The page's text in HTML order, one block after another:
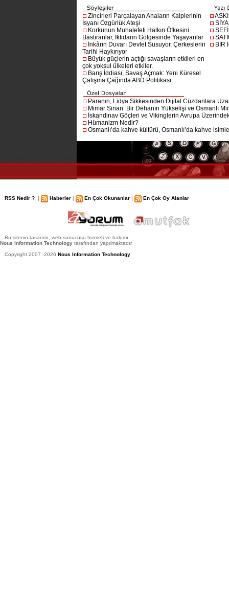
Zincirleri Parçalayan Anaların Kalplerinin
İsyanı Özgürlük Ateşi
Korkunun Muhalefeti Halkın Öfkesini
Bastıranlar, İktidarın Gölgesinde Yaşayanlar
İnkârın Duvarı Devlet Susuyor, Çerkeslerin
Tarihi Haykırıyor
Büyük güçlerin açtığı savaşların etkileri en
çok yoksul ülkeleri etkiler.
Barış İddiası, Savaş Açmak: Yeni Küresel
Çatışma Çağında ABD Politikası
BİR
Paranın, Lidya Sikkesinden Dijital Cüzdanlara
Mimar Sinan: Bir Dehanın Yükselişi ve Osmanlı
İskandinav Göçleri ve Vikinglerin Avrupa
Hümanizm Nedir?
Osmanlı’da kahve kültürü, Osmanlı’da kahve
RSS Nedir ? | Haberler | En Çok Okunanlar | En Çok Oy Alanlar
Bu sitenin tasarımı, web sunucusu hizmeti ve bakımı
Nous Information Technology tarafından yapılmaktadır.
Copyright 2007 -2026 Nous Information Technology